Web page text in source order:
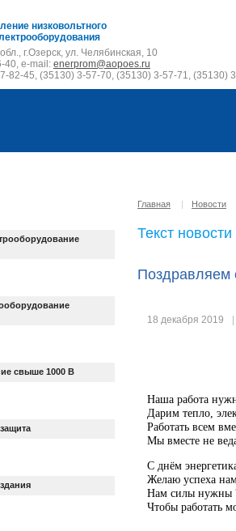
низковольтного
г.Озерск, ул. Челябинская, 10
40, e-mail: enerprom@aopoes.ru
82-45, (35130) 3-57-70, (35130) 3-57-71, (35130)
свыше 1000 В
Главная | Новости
Текст новости
Поздравляем
18 декабря 2019
Наша работа
Дарим тепло,
Работать всем
Мы вместе не
С днём
Желаю успеха
Нам силы нужны
Чтобы работать